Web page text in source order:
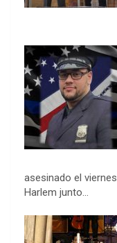
asesinado el
Harlem junto…